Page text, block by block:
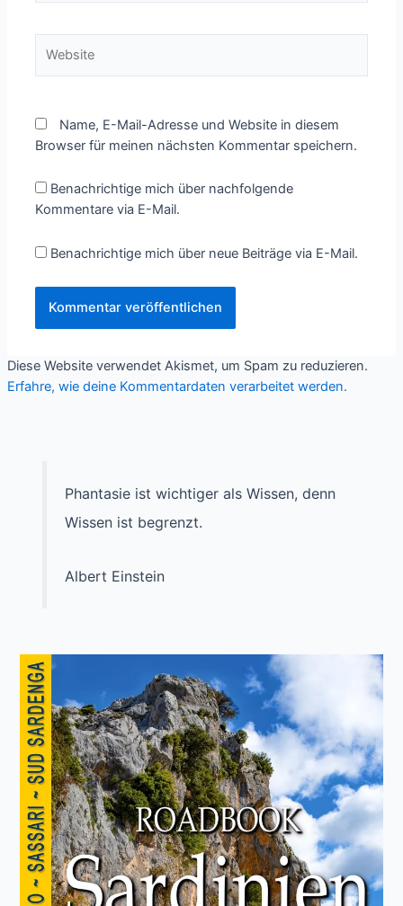
Name, E-Mail-Adresse und Website in diesem
Browser für meinen nächsten Kommentar speichern.
Benachrichtige mich über nachfolgende
Kommentare via E-Mail.
Benachrichtige mich über neue Beiträge via E-Mail.
Diese Website verwendet Akismet, um Spam zu reduzieren.
Erfahre, wie deine Kommentardaten verarbeitet werden.
Phantasie ist wichtiger als Wissen, denn
Wissen ist begrenzt.
Albert Einstein